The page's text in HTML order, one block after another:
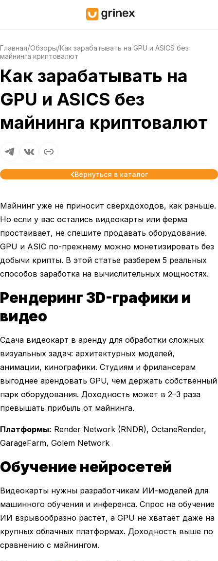
Главная/Обзоры/Как зарабатывать на GPU и ASICS без
майнинга криптовалют
Как зарабатывать на
GPU и ASICS без
майнинга криптовалют
Вернуться в каталог
Майнинг уже не приносит сверхдоходов, как раньше.
Но если у вас остались видеокарты или ферма
простаивает, не спешите продавать оборудование.
GPU и ASIC по-прежнему можно монетизировать без
добычи крипты. В этой статье разберем 5 реальных
способов заработка на вычислительных мощностях.
Рендеринг 3D-графики и
видео
Сдача видеокарт в аренду для обработки сложных
визуальных задач: архитектурных моделей,
анимации, кинографики. Студиям и фрилансерам
выгоднее арендовать GPU, чем держать собственный
парк оборудования. Доходность может в 2–3 раза
превышать прибыль от майнинга.
Платформы: Render Network (RNDR), OctaneRender,
GarageFarm, Golem Network
Обучение нейросетей
Видеокарты нужны разработчикам ИИ-моделей для
машинного обучения и инференса. Спрос на обучение
ИИ взрывообразно растёт, а GPU не хватает даже на
крупных облачных платформах. Доходность выше по
сравнению с майнингом.